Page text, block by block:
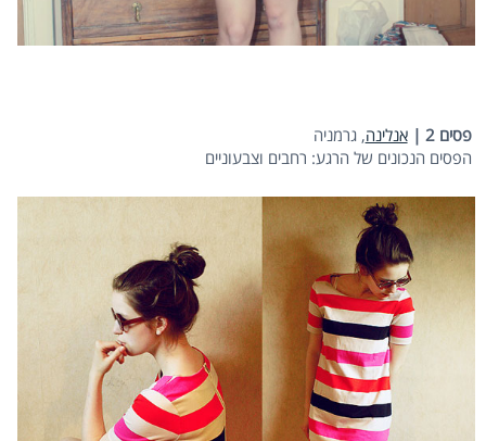
פסים 2 | אנלינה, גרמניה
הפסים הנכונים של הרגע: רחבים וצבעוניים